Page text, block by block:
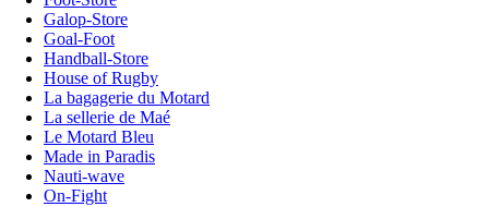
Galop-Store
Goal-Foot
Handball-Store
House of Rugby
La bagagerie du Motard
La sellerie de Maé
Le Motard Bleu
Made in Paradis
Nauti-wave
On-Fight